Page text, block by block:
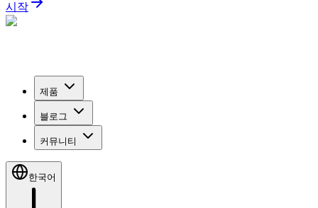
시작
제품
블로그
커뮤니티
한국어